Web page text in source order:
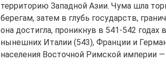
территорию Западной Азии. Чума шла
берегам, затем в глубь государств,
она достигла, проникнув в 541-542
нынешних Италии (543), Франции и
населения Восточной Римской империи